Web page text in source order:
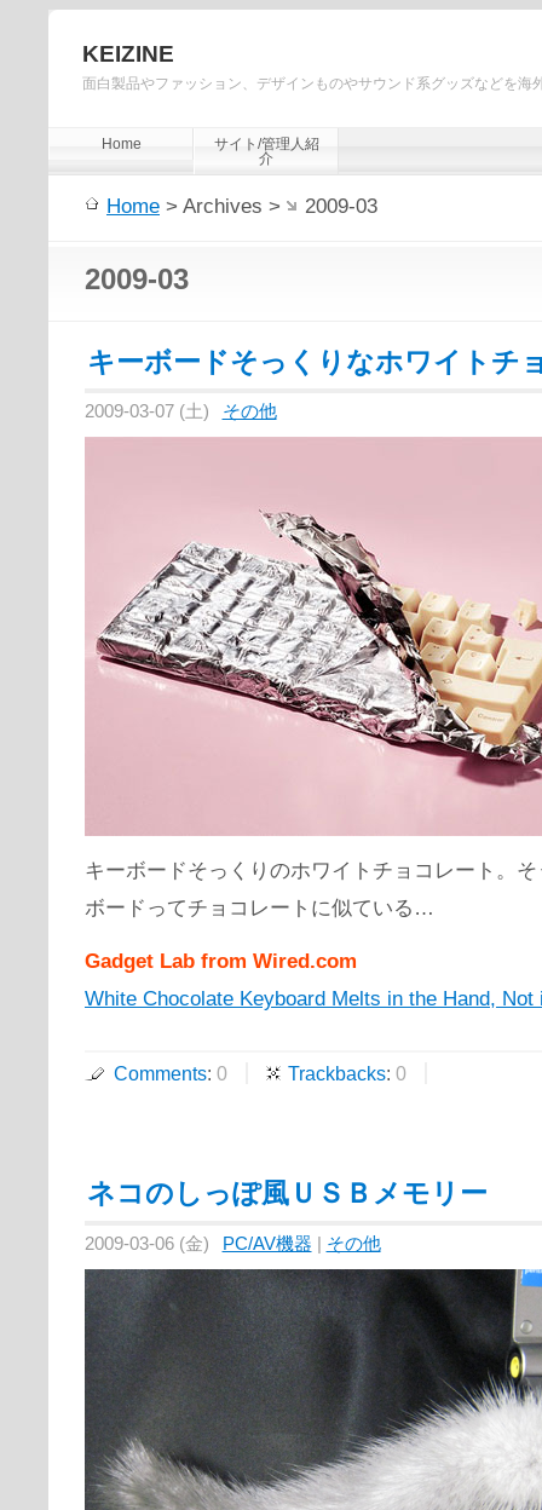
KEIZINE
面白製品やファッション、デザインものやサウンド系グッズなどを海
Home
サイト/管理人紹
介
Home > Archives > 2009-03
2009-03
キーボードそっくりなホワイトチ
2009-03-07 (土) その他
キーボードそっくりのホワイトチョコレート。
ボードってチョコレートに似ている…
Gadget Lab from Wired.com
White Chocolate Keyboard Melts in the Hand, Not
Comments: 0 Trackbacks: 0
ネコのしっぽ風ＵＳＢメモリー
2009-03-06 (金) PC/AV機器 その他